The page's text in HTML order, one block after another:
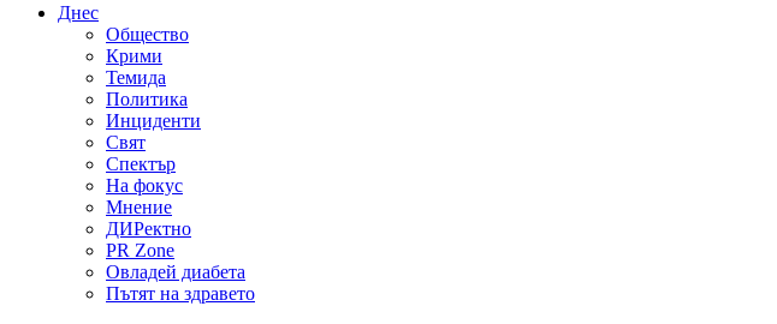
Днес
Общество
Крими
Темида
Политика
Инциденти
Свят
Спектър
На фокус
Мнение
ДИРектно
PR Zone
Овладей диабета
Пътят на здравето